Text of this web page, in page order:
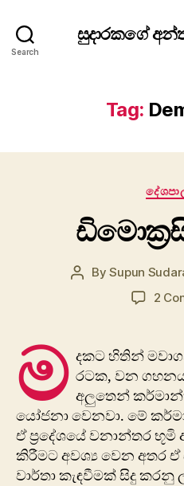
Search
සුදාරකගේ
Tag:
ඩිමොක්‍රසි
PostBySupun
2
ම දකට හිතින්
රටක, වන
අලුතෙන්
යෝජනා වෙනවා. මේ
ඒ ප්‍රදේශයේ වනාන්තර භූමි
කිරීමට අවශ්‍ය වෙන අතර ඒ
වාර්තා කැඳවීමක් සිදු කරනු